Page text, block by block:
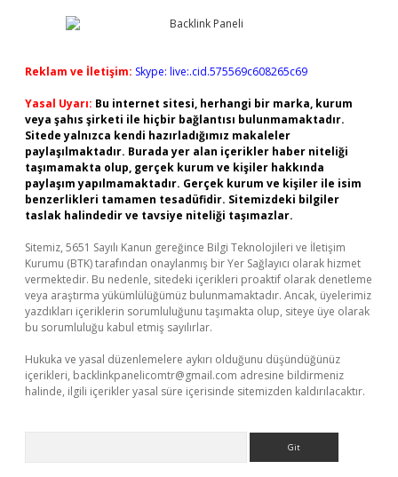
Reklam ve İletişim: Skype: live:.cid.575569c608265c69
Yasal Uyarı: Bu internet sitesi, herhangi bir marka, kurum
veya şahıs şirketi ile hiçbir bağlantısı bulunmamaktadır.
Sitede yalnızca kendi hazırladığımız makaleler
paylaşılmaktadır. Burada yer alan içerikler haber niteliği
taşımamakta olup, gerçek kurum ve kişiler hakkında
paylaşım yapılmamaktadır. Gerçek kurum ve kişiler ile isim
benzerlikleri tamamen tesadüfidir. Sitemizdeki bilgiler
taslak halindedir ve tavsiye niteliği taşımazlar.
Sitemiz, 5651 Sayılı Kanun gereğince Bilgi Teknolojileri ve İletişim
Kurumu (BTK) tarafından onaylanmış bir Yer Sağlayıcı olarak hizmet
vermektedir. Bu nedenle, sitedeki içerikleri proaktif olarak denetleme
veya araştırma yükümlülüğümüz bulunmamaktadır. Ancak, üyelerimiz
yazdıkları içeriklerin sorumluluğunu taşımakta olup, siteye üye olarak
bu sorumluluğu kabul etmiş sayılırlar.
Hukuka ve yasal düzenlemelere aykırı olduğunu düşündüğünüz
içerikleri, backlinkpanelicomtr@gmail.com adresine bildirmeniz
halinde, ilgili içerikler yasal süre içerisinde sitemizden kaldırılacaktır.